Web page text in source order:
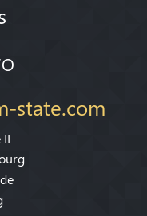
state.com
II